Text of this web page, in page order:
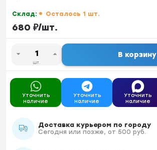
Склад: Осталось 1 шт.
680 ₽/шт.
шт.
В корзину
Уточнить
наличие
Уточнить
наличие
Уточнить
наличие
Доставка курьером по городу
Сегодня или позже, от 500 руб.